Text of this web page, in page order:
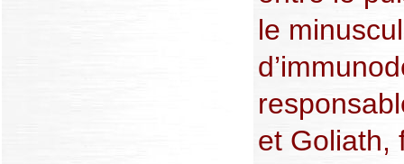
le
et Goliath,